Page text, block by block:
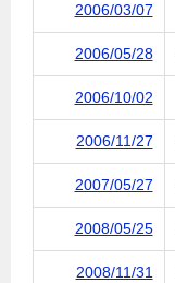
2006/03/07
2006/05/28
2006/10/02
2006/11/27
2007/05/27
2008/05/25
2008/11/31